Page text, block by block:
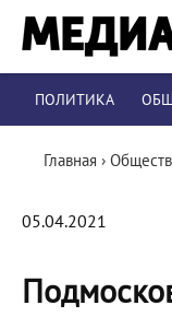
ПОЛИТИКА
Главная ›
05.04.2021